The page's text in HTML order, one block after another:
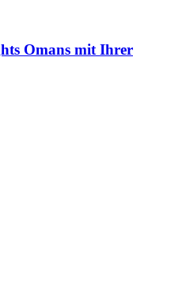
Omans mit Ihrer